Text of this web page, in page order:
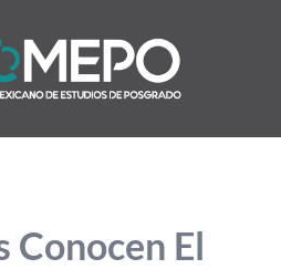
Conocen El